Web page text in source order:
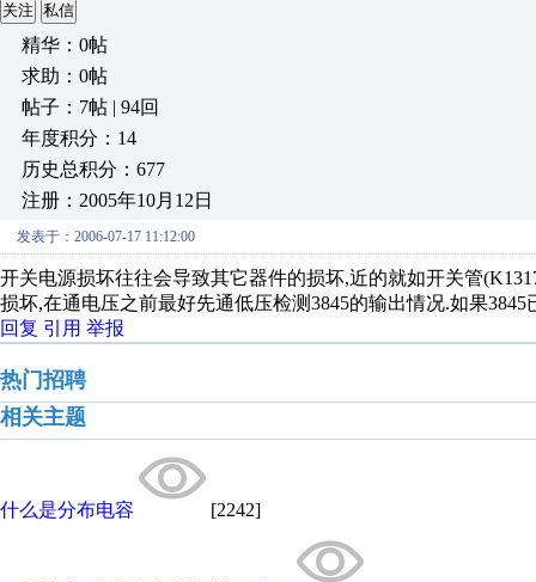
关注 私信
精华：0帖
求助：0帖
帖子：7帖 | 94回
年度积分：14
历史总积分：677
注册：2005年10月12日
发表于：2006-07-17 11:12:00
开关电源损坏往往会导致其它器件的损坏,近的就如开关管
损坏,在通电压之前最好先通低压检测3845的输出情况.如果
回复 引用 举报
热门招聘
相关主题
什么是分布电容 [2242]